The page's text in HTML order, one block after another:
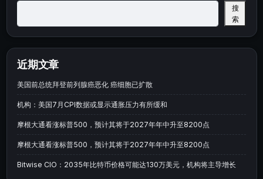
搜
索
近期文章
美国前总统拜登前列腺癌恶化 癌细胞已扩散
机构：美国7月CPI数据或显示通胀压力有所缓和
摩根大通看涨标普500，预计其将于2027年年中升至8200点
摩根大通看涨标普500，预计其将于2027年年中升至8200点
Bitwise CIO：2035年比特币价格可能达130万美元，机构将主导增长